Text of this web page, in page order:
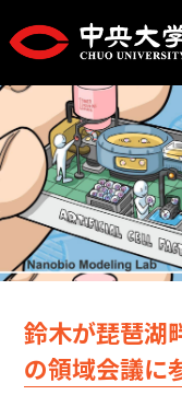
鈴木が琵琶湖
の領域会議に